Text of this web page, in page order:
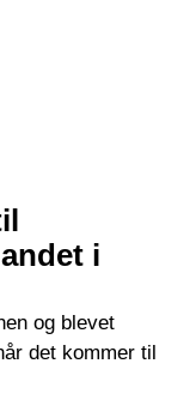
i
og blevet
det kommer til